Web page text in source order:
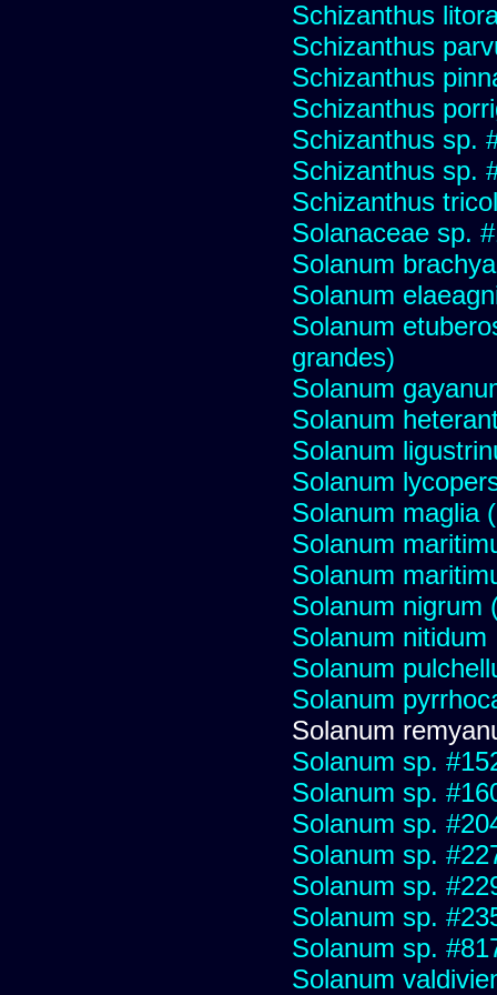
Schizanthus
Schizanthus
Schizanthus
Schizanthus
Schizanthus sp.
Schizanthus sp.
Schizanthus
Solanaceae sp.
Solanum
Solanum
Solanum
grandes)
Solanum
Solanum
Solanum
Solanum
Solanum maglia
Solanum
Solanum
Solanum nigrum
Solanum nitidum
Solanum
Solanum
Solanum
Solanum sp.
Solanum sp.
Solanum sp.
Solanum sp.
Solanum sp.
Solanum sp.
Solanum sp.
Solanum